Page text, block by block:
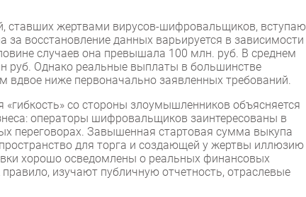
ставших жертвами вирусов-шифровальщиков,
восстановление данных варьируется в зависимости
случаев она превышала 100 млн. руб. В среднем
руб. Однако реальные выплаты в большинстве
вдвое ниже первоначально заявленных требований.
со стороны злоумышленников объясняется
операторы шифровальщиков заинтересованы в
переговорах. Завышенная стартовая сумма выкупа
для торга и создающей у жертвы иллюзию
хорошо осведомлены о реальных финансовых
изучают публичную отчетность, отраслевые